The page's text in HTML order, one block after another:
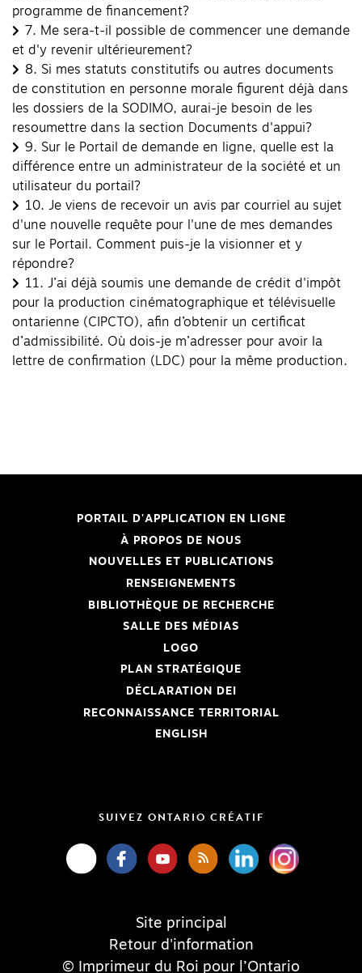
programme de financement?
7. Me sera-t-il possible de commencer une demande
et d'y revenir ultérieurement?
8. Si mes statuts constitutifs ou autres documents
de constitution en personne morale figurent déjà dans
les dossiers de la SODIMO, aurai-je besoin de les
resoumettre dans la section Documents d'appui?
9. Sur le Portail de demande en ligne, quelle est la
différence entre un administrateur de la société et un
utilisateur du portail?
10. Je viens de recevoir un avis par courriel au sujet
d'une nouvelle requête pour l'une de mes demandes
sur le Portail. Comment puis-je la visionner et y
répondre?
11. J’ai déjà soumis une demande de crédit d'impôt
pour la production cinématographique et télévisuelle
ontarienne (CIPCTO), afin d’obtenir un certificat
d’admissibilité. Où dois-je m’adresser pour avoir la
lettre de confirmation (LDC) pour la même production.
PORTAIL D'APPLICATION EN LIGNE
À PROPOS DE NOUS
NOUVELLES ET PUBLICATIONS
RENSEIGNEMENTS
BIBLIOTHÈQUE DE RECHERCHE
SALLE DES MÉDIAS
LOGO
PLAN STRATÉGIQUE
DÉCLARATION DEI
RECONNAISSANCE TERRITORIAL
ENGLISH
SUIVEZ ONTARIO CRÉATIF
Site principal
Retour d'information
© Imprimeur du Roi pour l’Ontario